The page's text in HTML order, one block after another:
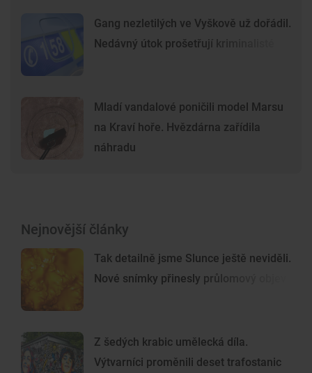
Gang nezletilých ve Vyškově už dořádil.
Nedávný útok prošetřují kriminalisté
Mladí vandalové poničili model Marsu
na Kraví hoře. Hvězdárna zařídila
náhradu
Nejnovější články
Tak detailně jsme Slunce ještě neviděli.
Nové snímky přinesly průlomový objev
Z šedých krabic umělecká díla.
Výtvarníci proměnili deset trafostanic